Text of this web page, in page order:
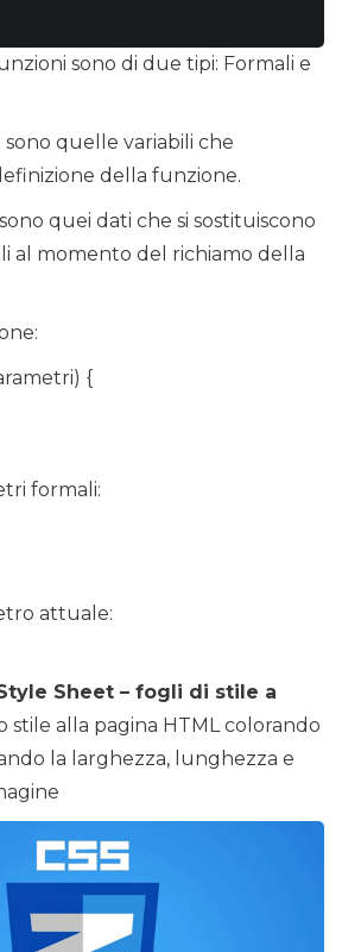
sono di due tipi: Formali e
sono quelle variabili che
della funzione.
quei dati che si sostituiscono
al momento del richiamo della
{
formali:
attuale:
Sheet – fogli di stile a
stile alla pagina HTML colorando
la larghezza, lunghezza e